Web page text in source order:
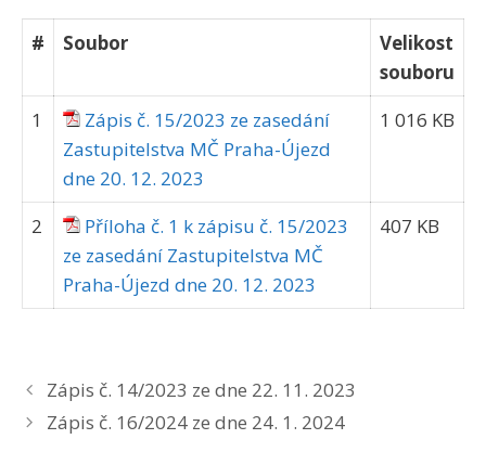
# Soubor
Velikost
souboru
1
Zápis č. 15/2023 ze zasedání
Zastupitelstva MČ Praha-Újezd
dne 20. 12. 2023
1 016 KB
2
Příloha č. 1 k zápisu č. 15/2023
ze zasedání Zastupitelstva MČ
Praha-Újezd dne 20. 12. 2023
407 KB
Zápis č. 14/2023 ze dne 22. 11. 2023
Zápis č. 16/2024 ze dne 24. 1. 2024